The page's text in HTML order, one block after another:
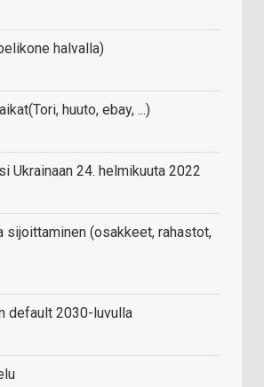
halvalla)
huuto, ebay, ...)
Ukrainaan 24. helmikuuta 2022
sijoittaminen (osakkeet, rahastot,
default 2030-luvulla